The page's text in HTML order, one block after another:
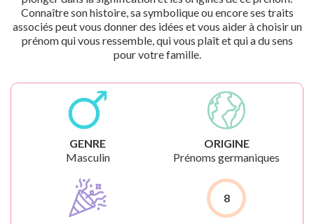
Connaître son histoire, sa symbolique ou encore ses traits
associés peut vous donner des idées et vous aider à choisir un
prénom qui vous ressemble, qui vous plaît et qui a du sens
pour votre famille.
GENRE
Masculin
ORIGINE
Prénoms germaniques
8